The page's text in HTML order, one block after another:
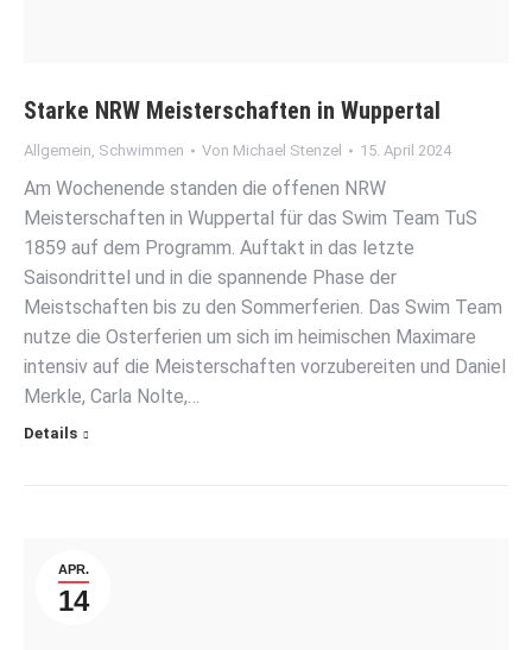
Starke NRW Meisterschaften in Wuppertal
Allgemein, Schwimmen Von Michael Stenzel 15. April 2024
Am Wochenende standen die offenen NRW
Meisterschaften in Wuppertal für das Swim Team TuS
1859 auf dem Programm. Auftakt in das letzte
Saisondrittel und in die spannende Phase der
Meistschaften bis zu den Sommerferien. Das Swim Team
nutze die Osterferien um sich im heimischen Maximare
intensiv auf die Meisterschaften vorzubereiten und Daniel
Merkle, Carla Nolte,…
Details
APR.
14